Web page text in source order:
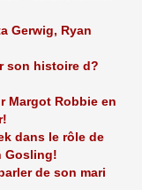
Gerwig, Ryan
son histoire d?
Margot Robbie en
dans le rôle de
Gosling!
de son mari